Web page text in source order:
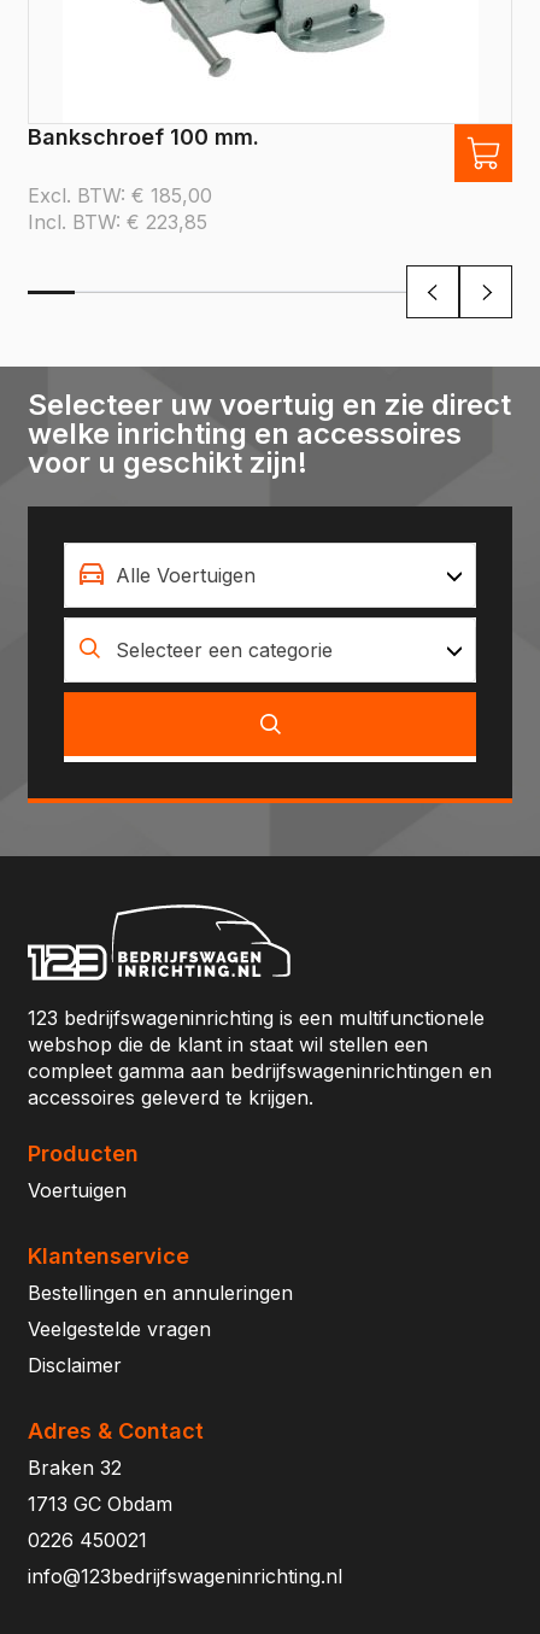
Bankschroef 100 mm.
Excl. BTW: € 185,00
Incl. BTW: € 223,85
Selecteer uw voertuig en zie direct
welke inrichting en accessoires
voor u geschikt zijn!
Alle Voertuigen
Selecteer een categorie
123 bedrijfswageninrichting is een multifunctionele
webshop die de klant in staat wil stellen een
compleet gamma aan bedrijfswageninrichtingen en
accessoires geleverd te krijgen.
Producten
Voertuigen
Klantenservice
Bestellingen en annuleringen
Veelgestelde vragen
Disclaimer
Adres & Contact
Braken 32
1713 GC Obdam
0226 450021
info@123bedrijfswageninrichting.nl